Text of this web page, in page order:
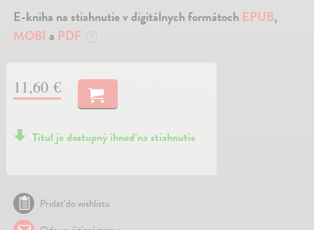
E-kniha na stiahnutie v digitálnych formátoch EPUB,
MOBI a PDF ?
11,60 €
Titul je dostupný ihneď na stiahnutie
Pridať do wishlistu